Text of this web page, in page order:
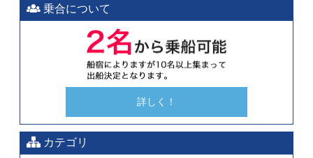
乗合について
詳しく！
カテゴリ